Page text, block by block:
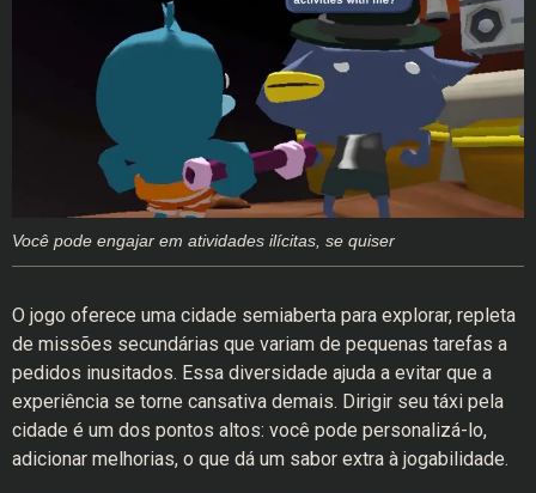
Você pode engajar em atividades ilícitas, se quiser
O jogo oferece uma cidade semiaberta para explorar, repleta
de missões secundárias que variam de pequenas tarefas a
pedidos inusitados. Essa diversidade ajuda a evitar que a
experiência se torne cansativa demais. Dirigir seu táxi pela
cidade é um dos pontos altos: você pode personalizá-lo,
adicionar melhorias, o que dá um sabor extra à jogabilidade.